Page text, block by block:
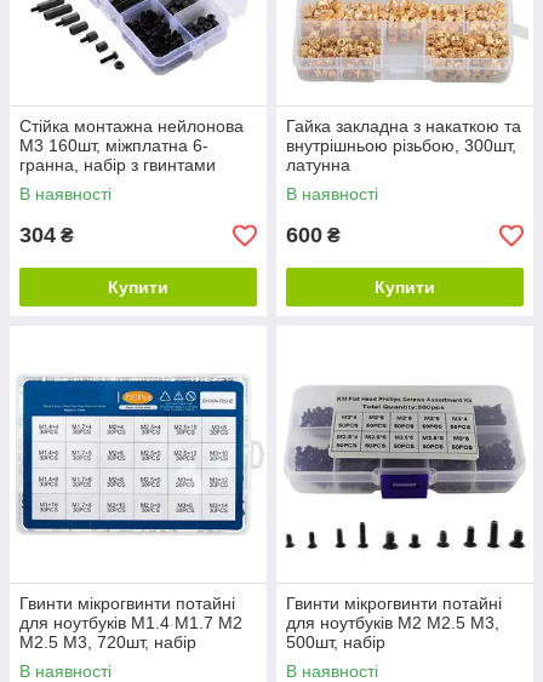
Стійка монтажна нейлонова
М3 160шт, міжплатна 6-
гранна, набір з гвинтами
В наявності
304 ₴
Купити
Гайка закладна з накаткою та
внутрішньою різьбою, 300шт,
латунна
В наявності
600 ₴
Купити
Гвинти мікрогвинти потайні
для ноутбуків M1.4 М1.7 М2
М2.5 M3, 720шт, набір
В наявності
Гвинти мікрогвинти потайні
для ноутбуків M2 M2.5 M3,
500шт, набір
В наявності